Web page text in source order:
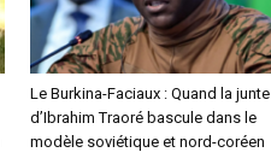
Le Burkina-Faciaux : Quand la junte
d’Ibrahim Traoré bascule dans le
modèle soviétique et nord-coréen